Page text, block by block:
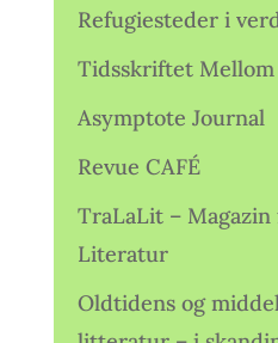
Refugiesteder i
Tidsskriftet Mellom
Asymptote Journal
Revue CAFÉ
TraLaLit –
Literatur
Oldtidens og